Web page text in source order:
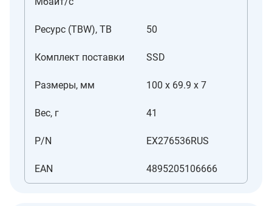
Ресурс (TBW), TB 50
Комплект поставки SSD
Размеры, мм 100 x 69.9 x 7
Вес, г 41
P/N EX276536RUS
EAN 4895205106666